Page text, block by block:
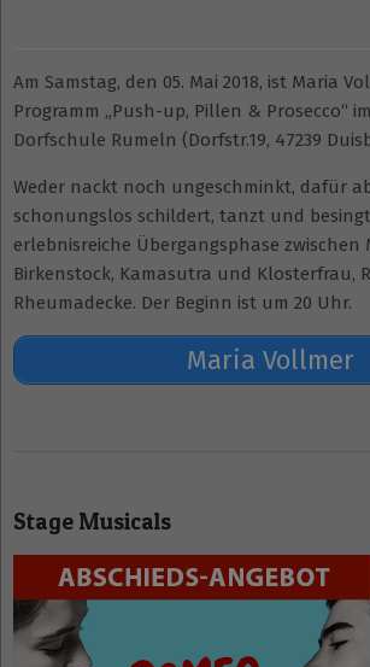
Am Samstag, den 05. Mai 2018, ist Maria
Programm „Push-up, Pillen & Prosecco“
Dorfschule Rumeln (Dorfstr.19, 47239
Weder nackt noch ungeschminkt, dafür
schonungslos schildert, tanzt und
erlebnisreiche Übergangsphase zwischen
Birkenstock, Kamasutra und Klosterfrau,
Rheumadecke. Der Beginn ist um 20 Uhr.
Maria Vollmer
23
Stage Musicals